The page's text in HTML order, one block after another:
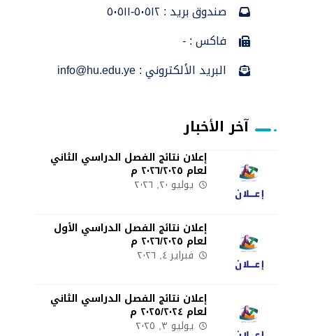
صندوق بريد : ٥٠٥١٢-٥٠٥١١
فاكس : -
البريد الألكتروني : info@hu.edu.ye
آخر الأخبار
إعلان نتائج الفصل الدراسي الثاني
لعام ٢٠٢٦/٢٠٢٥ م
يوليو ٢٠, ٢٠٢٦
إعلان نتائج الفصل الدراسي الأول
لعام ٢٠٢٦/٢٠٢٥ م
فبراير ٤, ٢٠٢٦
إعلان نتائج الفصل الدراسي الثاني
لعام ٢٠٢٥/٢٠٢٤ م
يوليو ٣, ٢٠٢٥